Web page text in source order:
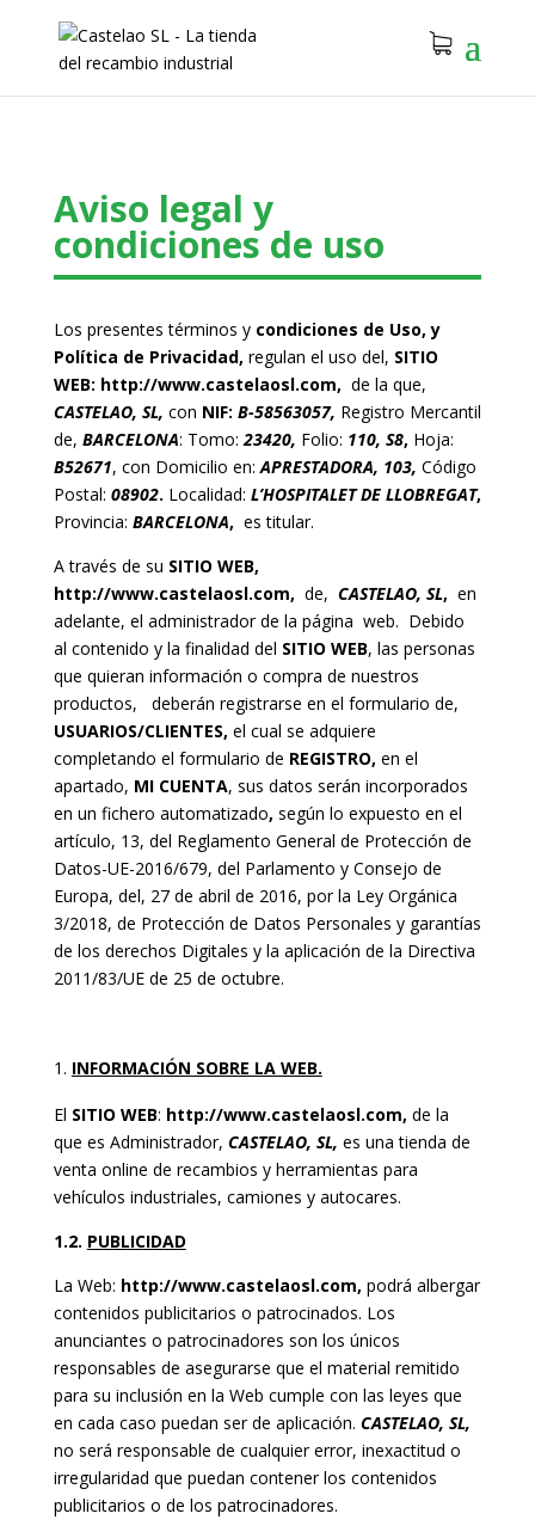
Aviso legal y
condiciones de uso
Los presentes términos y condiciones de Uso, y
Política de Privacidad, regulan el uso del, SITIO
WEB: http://www.castelaosl.com, de la que,
CASTELAO, SL, con NIF: B-58563057, Registro Mercantil
de, BARCELONA: Tomo:23420, Folio: 110, S8, Hoja:
B52671, con Domicilio en:APRESTADORA, 103, Código
Postal: 08902. Localidad: L’HOSPITALET DE LLOBREGAT,
Provincia: BARCELONA, es titular.
A través de su SITIO WEB,
http://www.castelaosl.com, de, CASTELAO, SL, en
adelante, el administrador de la página web. Debido
al contenido y la finalidad del SITIO WEB, las personas
que quieran información o compra de nuestros
productos, deberán registrarse en el formulario de,
USUARIOS/CLIENTES, el cual se adquiere
completando el formulario de REGISTRO, en el
apartado, MI CUENTA, sus datos serán incorporados
en un fichero automatizado, según lo expuesto en el
artículo, 13, del Reglamento General de Protección de
Datos-UE-2016/679, del Parlamento y Consejo de
Europa, del, 27 de abril de 2016, por la Ley Orgánica
3/2018, de Protección de Datos Personales y garantías
de los derechos Digitales y la aplicación de la Directiva
2011/83/UE de 25 de octubre.
INFORMACIÓN SOBRE LA WEB.
El SITIO WEB: http://www.castelaosl.com, de la
que es Administrador, CASTELAO, SL, es una tienda de
venta online de recambios y herramientas para
vehículos industriales, camiones y autocares.
1.2. PUBLICIDAD
La Web: http://www.castelaosl.com, podrá albergar
contenidos publicitarios o patrocinados. Los
anunciantes o patrocinadores son los únicos
responsables de asegurarse que el material remitido
para su inclusión en la Web cumple con las leyes que
en cada caso puedan ser de aplicación. CASTELAO, SL,
no será responsable de cualquier error, inexactitud o
irregularidad que puedan contener los contenidos
publicitarios o de los patrocinadores.